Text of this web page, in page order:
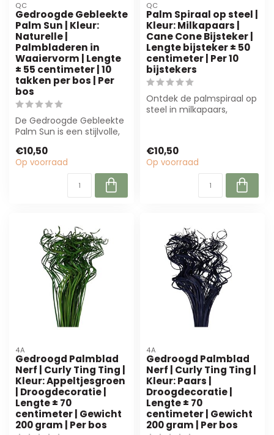
QC
Gedroogde Gebleekte
Palm Sun | Kleur:
Naturelle |
Palmbladeren in
Waaiervorm | Lengte
± 55 centimeter | 10
takken per bos | Per
bos
De Gedroogde Gebleekte
Palm Sun is een stijlvolle,
cm me...
€10,50
Op voorraad
QC
Palm Spiraal op steel |
Kleur: Milkapaars |
Cane Cone Bijsteker |
Lengte bijsteker ± 50
centimeter | Per 10
bijstekers
Ontdek de palmspiraal op
steel in milkapaars,
€10,50
Op voorraad
4A
Gedroogd Palmblad
Nerf | Curly Ting Ting |
Kleur: Appeltjesgroen
| Droogdecoratie |
Lengte ± 70
centimeter | Gewicht
200 gram | Per bos
4A
Gedroogd Palmblad
Nerf | Curly Ting Ting |
Kleur: Paars |
Droogdecoratie |
Lengte ± 70
centimeter | Gewicht
200 gram | Per bos